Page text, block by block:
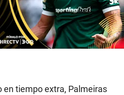
en tiempo extra, Palmeiras